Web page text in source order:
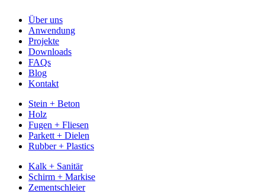
Über uns
Anwendung
Projekte
Downloads
FAQs
Blog
Kontakt
Stein + Beton
Holz
Fugen + Fliesen
Parkett + Dielen
Rubber + Plastics
Kalk + Sanitär
Schirm + Markise
Zementschleier